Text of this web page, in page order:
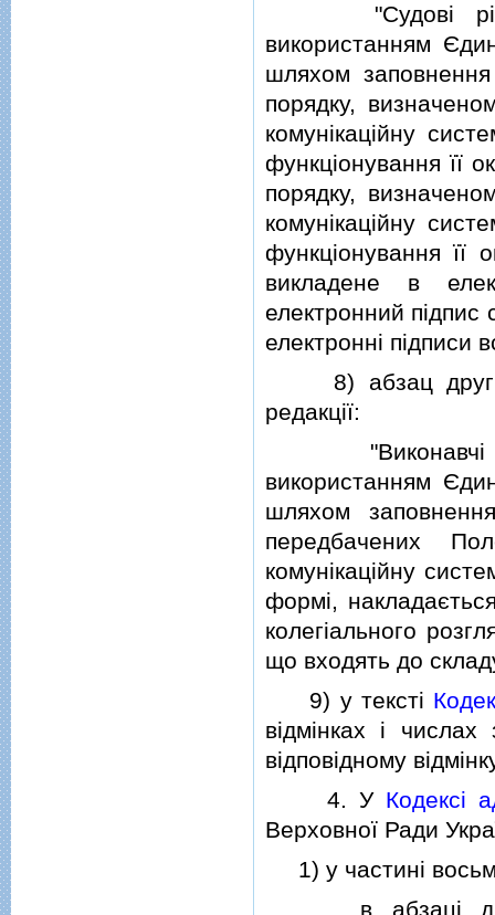
"Судовi
використанням
шляхом
порядку,
комунiкацiйну
функцiонування її
порядку,
комунiкацiйну
функцiонування її
викладене в
електронний пiдпис
електроннi пiдписи
8) абзац другий
редакцiї:
"Виконавчi
використанням
шляхом
передбачених
комунiкацiйну
формi,
колегiального
що входять до
9) у текстi
вiдмiнках i числах
вiдповiдному
4. У Кодексi
Верховної Ради
1) у частинi
в абзацi